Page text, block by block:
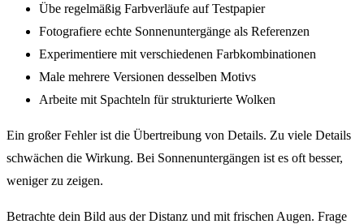
Übe regelmäßig Farbverläufe auf Testpapier
Fotografiere echte Sonnenuntergänge als Referenzen
Experimentiere mit verschiedenen Farbkombinationen
Male mehrere Versionen desselben Motivs
Arbeite mit Spachteln für strukturierte Wolken
Ein großer Fehler ist die Übertreibung von Details. Zu viele Details
schwächen die Wirkung. Bei Sonnenuntergängen ist es oft besser,
weniger zu zeigen.
Betrachte dein Bild aus der Distanz und mit frischen Augen. Frage